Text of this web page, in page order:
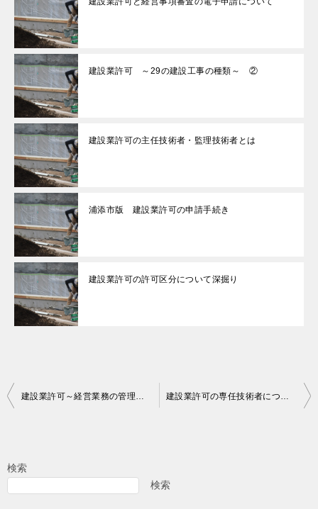
建設業許可 ～29の建設工事の種類～ ②
建設業許可の主任技術者・監理技術者とは
浦添市版 建設業許可の申請手続き
建設業許可の許可区分について深掘り
投
ビ
建設業許可～経営業務の管理責任者に準ずる地位について～ 建設業許可の専任技術者について
検索
検索